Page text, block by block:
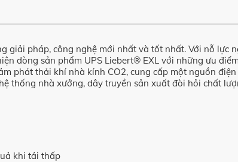
giải pháp, công nghệ mới nhất và tốt nhất. Với nỗ lực
dòng sản phẩm UPS Liebert® EXL với những ưu
phát thải khí nhà kính CO2, cung cấp một nguồn
thống nhà xưởng, dây truyền sản xuất đòi hỏi chất
khi tải thấp